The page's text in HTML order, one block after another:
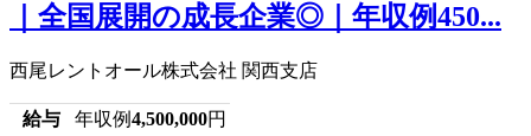
｜全国展開の成長企業◎｜年収例450...
西尾レントオール株式会社 関西支店
給与 年収例4,500,000円